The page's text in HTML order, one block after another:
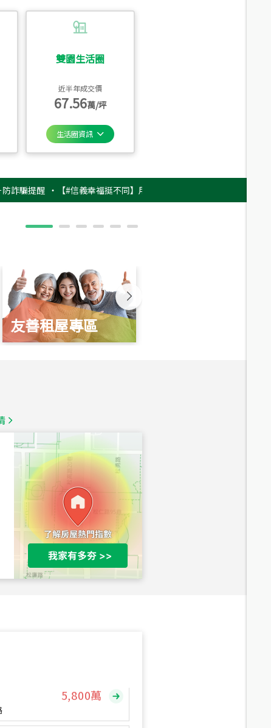
雙園生活圈
近半年成交價
67.56萬/坪
生活圈資訊
醒 ‧【#信義幸福挺不同】用實力，讓升職免抽號碼牌！最新雇主品
友善租屋專區
1,020萬
總價
490萬
總價
1,808萬
總價